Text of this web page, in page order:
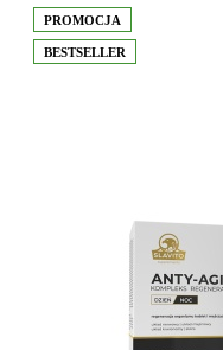
PROMOCJA
BESTSELLER